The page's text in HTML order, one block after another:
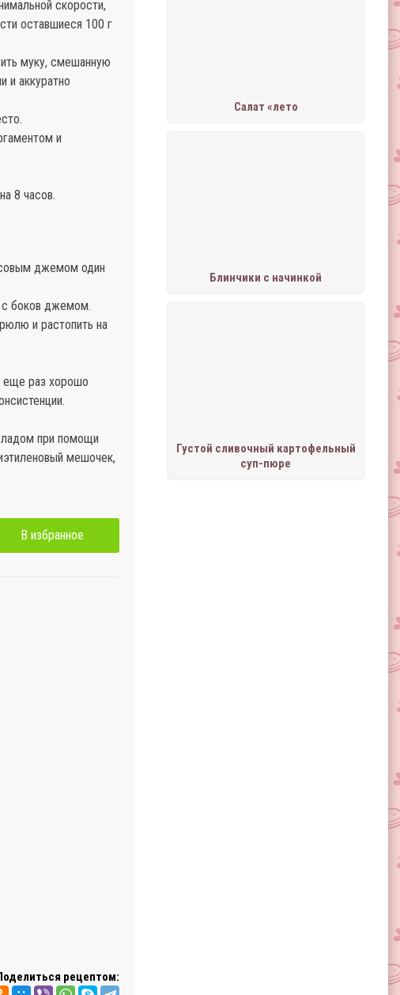
Салат «лето
Блинчики с начинкой
Густой сливочный картофельный
суп-пюре
скорости,
оставшиеся 100 г
муку, смешанную
и аккуратно
и
8 часов.
джемом один
с боков джемом.
и растопить на
еще раз хорошо
при помощи
мешочек,
В избранное
рецептом: